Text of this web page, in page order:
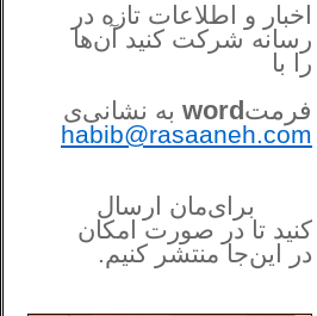
اخبار و اطلاعات تازه در
رسانه شرکت کنید آن‌ها
را با
فرمتword به نشانی‌ی
habib@rasaaneh.com
برای‌مان ارسال
کنید تا در صورت امکان
در این‌جامنتشر کنیم.